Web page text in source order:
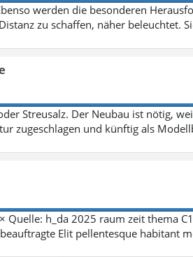
werden die besonderen
zu schaffen, näher beleuchtet.
Streusalz. Der Neubau ist nötig,
zugeschlagen und künftig als
Quelle: h_da 2025 raum zeit thema
Elit pellentesque habitant